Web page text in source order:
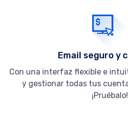
Email seguro y
Con una interfaz flexible e
y gestionar todas tus
¡Pruébalo!